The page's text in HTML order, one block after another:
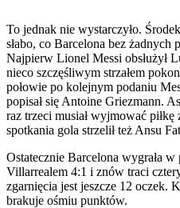
To jednak nie wystarczyło.
słabo, co Barcelona bez
Najpierw Lionel Messi obsłużył
nieco szczęśliwym strzałem
połowie po kolejnym podaniu
popisał się Antoine Griezmann.
raz trzeci musiał wyjmować
spotkania gola strzelił też Ansu
Ostatecznie Barcelona wygrała w
Villarrealem 4:1 i znów traci
zgarnięcia jest jeszcze 12 oczek.
brakuje ośmiu punktów.